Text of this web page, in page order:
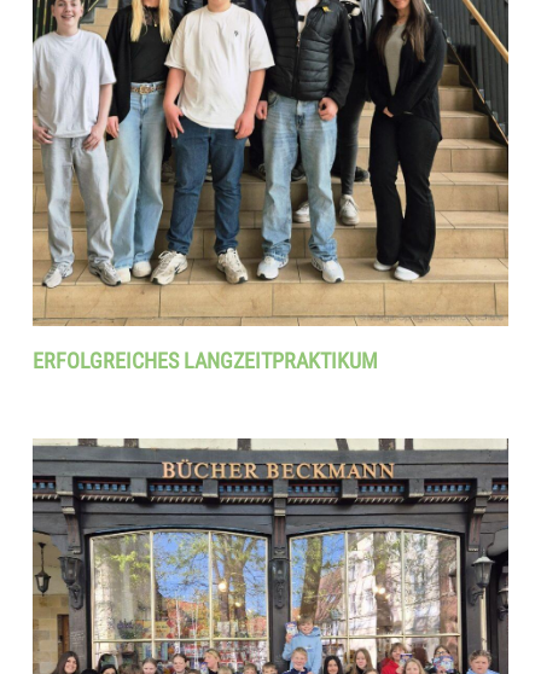
ERFOLGREICHES LANGZEITPRAKTIKUM